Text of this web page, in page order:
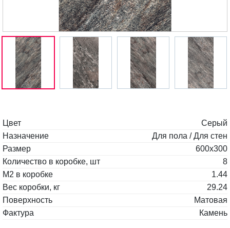
Цвет
Серый
Назначение
Для пола / Для стен
Размер
600x300
Количество в коробке, шт
8
М2 в коробке
1.44
Вес коробки, кг
29.24
Поверхность
Матовая
Фактура
Камень